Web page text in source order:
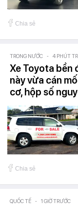
Chia sẻ
TRONG NƯỚC - 4 PHÚT
Xe Toyota bền
này vừa cán
cơ, hộp số
Chia sẻ
QUỐC TẾ - 1 GIỜ TRƯỚC